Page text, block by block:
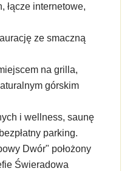
łącze internetowe,
ze smaczną
na grilla,
górskim
i wellness, saunę
parking.
Dwór" położony
Świeradowa